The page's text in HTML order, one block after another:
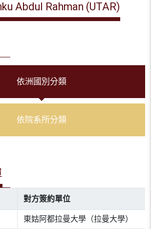
Abdul Rahman (UTAR)
依洲國別分類
依院系所分類
對方簽約單位
東姑阿都拉曼大學（拉曼大學）